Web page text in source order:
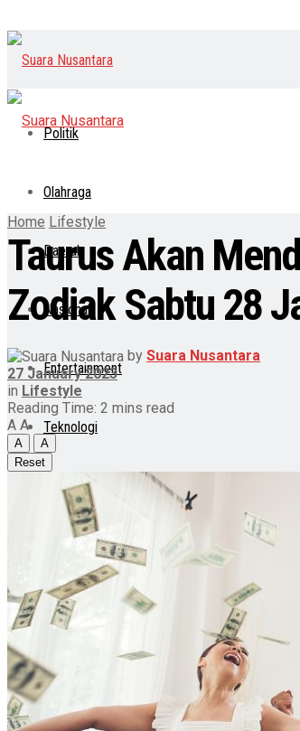
Politik
Olahraga
Daerah
Nasional
Entertainment
Teknologi
Otomotif
Lifestyle
Internasional
Pendidikan
Home Lifestyle
Taurus Akan
Zodiak Sabtu 28
by Suara Nusantara
27 January 2023
in Lifestyle
Reading Time: 2 mins read
A A
A
A
Reset